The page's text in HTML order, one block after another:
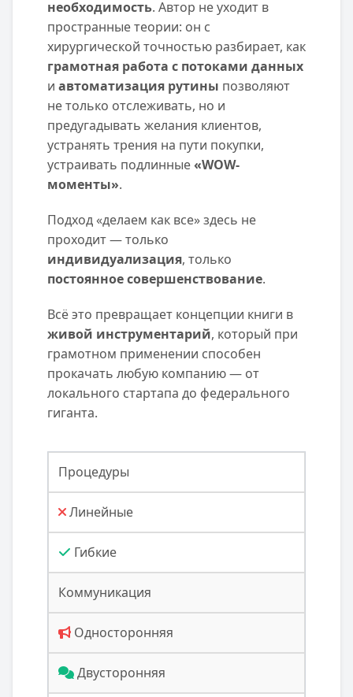
необходимость. Автор не уходит в
пространные теории: он с
хирургической точностью разбирает, как
грамотная работа с потоками данных
и автоматизация рутины позволяют
не только отслеживать, но и
предугадывать желания клиентов,
устранять трения на пути покупки,
устраивать подлинные«WOW-
моменты».
Подход «делаем как все» здесь не
проходит — только
индивидуализация, только
постоянное совершенствование.
Всё это превращает концепции книги в
живой инструментарий, который при
грамотном применении способен
прокачать любую компанию — от
локального стартапа до федерального
гиганта.
Процедуры
Линейные
Гибкие
Коммуникация
Односторонняя
Двусторонняя